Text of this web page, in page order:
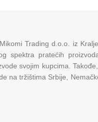
Trading d.o.o. iz
spektra pratećih
svojim kupcima.
na tržištima Srbije,